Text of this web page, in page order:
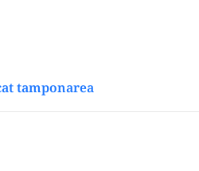
tamponarea